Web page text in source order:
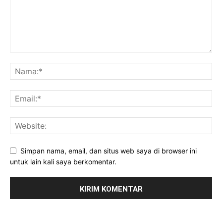
Simpan nama, email, dan situs web saya di browser ini
untuk lain kali saya berkomentar.